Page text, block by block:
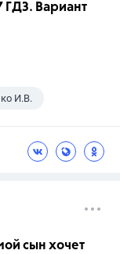
ГДЗ. Вариант
И.В.
сын хочет